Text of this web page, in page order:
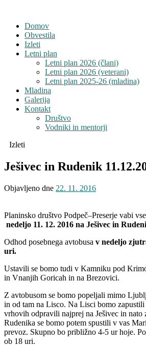
Domov
Obvestila
Izleti
Letni plan
Letni plan 2026 (člani)
Letni plan 2026 (veterani)
Letni plan 2025-26 (mladina)
Mladina
Galerija
Kontakt
Društvo
Vodniki in mentorji
Izleti
Ješivec in Rudenik
Objavljeno dne 22. 11. 2016
Planinsko društvo Podpeč–Preserje vabi
nedeljo 11. 12. 2016 na Ješivec in
Odhod posebnega avtobusa v nedeljo
uri.
Ustavili se bomo tudi v Kamniku pod
in Vnanjih Goricah in na Brezovici.
Z avtobusom se bomo popeljali mimo
in od tam na Lisco. Na Lisci bomo zapustili
vrhovih odpravili najprej na Ješivec in nato
Rudenika se bomo potem spustili v vas
prevoz. Skupno bo približno 4-5 ur hoje.
ob 18 uri.